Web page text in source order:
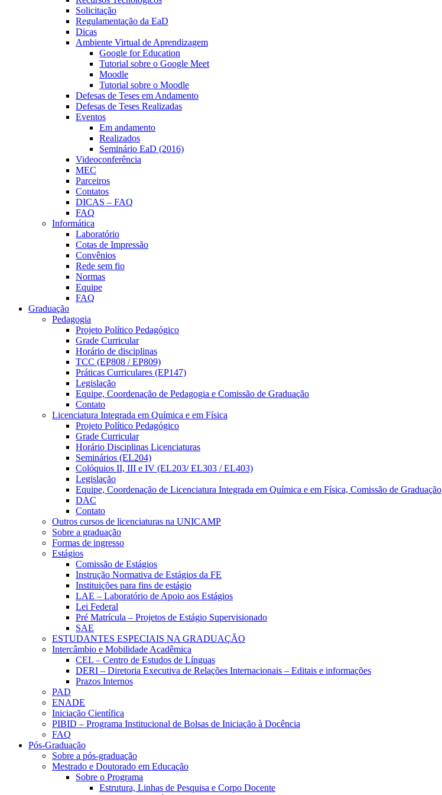
Solicitação
Regulamentação da EaD
Dicas
Ambiente Virtual de Aprendizagem
Google for Education
Tutorial sobre o Google Meet
Moodle
Tutorial sobre o Moodle
Defesas de Teses em Andamento
Defesas de Teses Realizadas
Eventos
Em andamento
Realizados
Seminário EaD (2016)
Videoconferência
MEC
Parceiros
Contatos
DICAS – FAQ
FAQ
Informática
Laboratório
Cotas de Impressão
Convênios
Rede sem fio
Normas
Equipe
FAQ
Graduação
Pedagogia
Projeto Político Pedagógico
Grade Curricular
Horário de disciplinas
TCC (EP808 / EP809)
Práticas Curriculares (EP147)
Legislação
Equipe, Coordenação de Pedagogia e Comissão de Graduação
Contato
Licenciatura Integrada em Química e em Física
Projeto Político Pedagógico
Grade Curricular
Horário Disciplinas Licenciaturas
Seminários (EL204)
Colóquios II, III e IV (EL203/ EL303 / EL403)
Legislação
Equipe, Coordenação de Licenciatura Integrada em Química e em Física, Comissão de Graduação
DAC
Contato
Outros cursos de licenciaturas na UNICAMP
Sobre a graduação
Formas de ingresso
Estágios
Comissão de Estágios
Instrução Normativa de Estágios da FE
Instituições para fins de estágio
LAE – Laboratório de Apoio aos Estágios
Lei Federal
Pré Matrícula – Projetos de Estágio Supervisionado
SAE
ESTUDANTES ESPECIAIS NA GRADUAÇÃO
Intercâmbio e Mobilidade Acadêmica
CEL – Centro de Estudos de Línguas
DERI – Diretoria Executiva de Relações Internacionais – Editais e informações
Prazos Internos
PAD
ENADE
Iniciação Científica
PIBID – Programa Institucional de Bolsas de Iniciação à Docência
FAQ
Pós-Graduação
Sobre a pós-graduação
Mestrado e Doutorado em Educação
Sobre o Programa
Estrutura, Linhas de Pesquisa e Corpo Docente